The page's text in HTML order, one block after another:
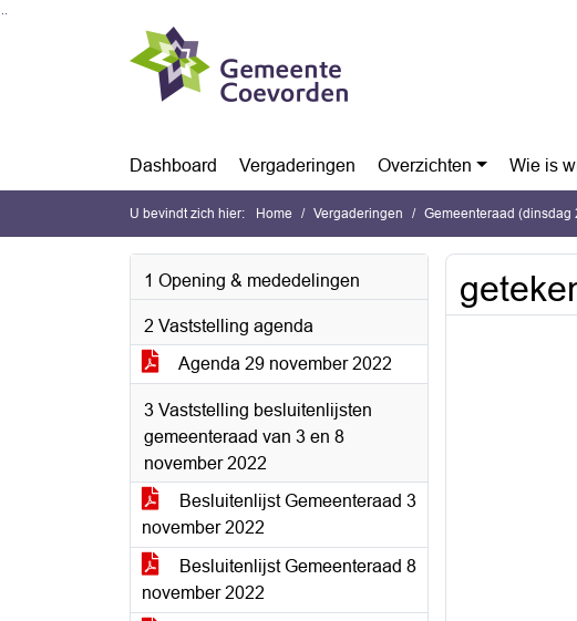
Ga naar de inhoud van deze pagina
Ga naar het zoeken
Ga naar het menu
Dashboard Vergaderingen Overzichten Wie is
U bevindt zich hier: Home Vergaderingen Gemeenteraad (dinsdag
1 Opening & mededelingen
2 Vaststelling agenda
Agenda 29 november 2022
3 Vaststelling besluitenlijsten
gemeenteraad van 3 en 8
november 2022
Besluitenlijst Gemeenteraad 3
november 2022
Besluitenlijst Gemeenteraad 8
november 2022